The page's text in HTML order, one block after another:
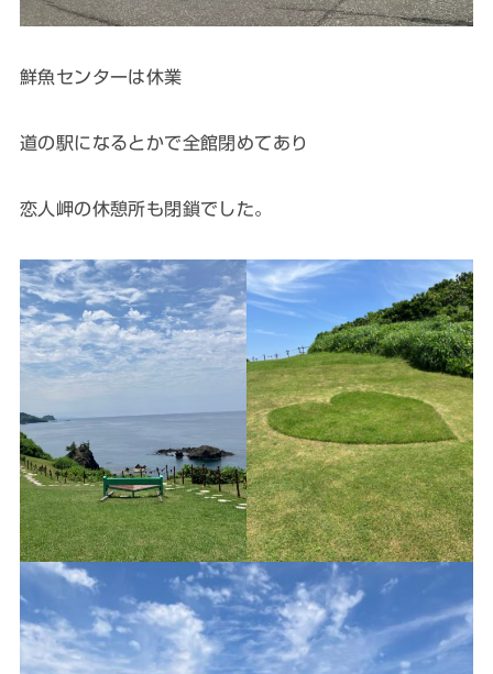
鮮魚センターは休業
道の駅になるとかで全館閉めてあり
恋人岬の休憩所も閉鎖でした。